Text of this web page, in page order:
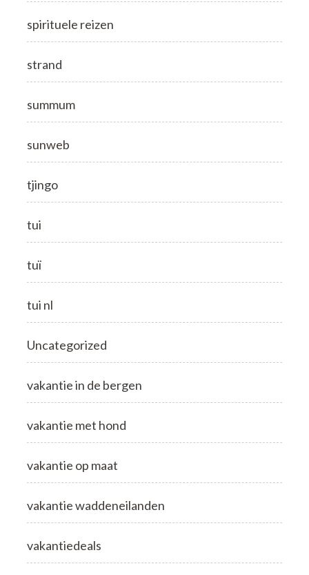
spirituele reizen
strand
summum
sunweb
tjingo
tui
tuï
tui nl
Uncategorized
vakantie in de bergen
vakantie met hond
vakantie op maat
vakantie waddeneilanden
vakantiedeals